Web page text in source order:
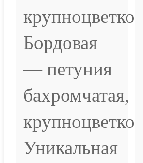
Бордовая
— петуния
бахромчатая,
Уникальная